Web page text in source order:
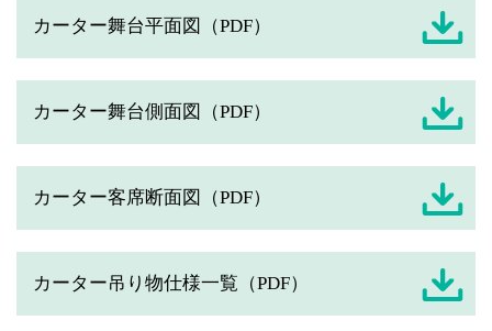
カーター舞台平面図（PDF）
カーター舞台側面図（PDF）
カーター客席断面図（PDF）
カーター吊り物仕様一覧（PDF）